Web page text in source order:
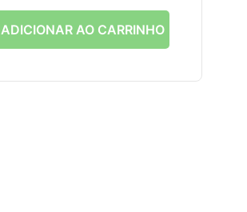
ADICIONAR AO CARRINHO